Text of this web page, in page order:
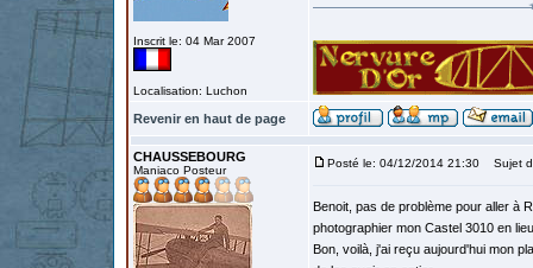
Inscrit le: 04 Mar 2007
Localisation: Luchon
Revenir en haut de page
CHAUSSEBOURG
Maniaco Posteur
Posté le: 04/12/2014 21:30 Sujet
Benoit, pas de problème pour aller à
photographier mon Castel 3010 en
Bon, voilà, j'ai reçu aujourd'hui mon